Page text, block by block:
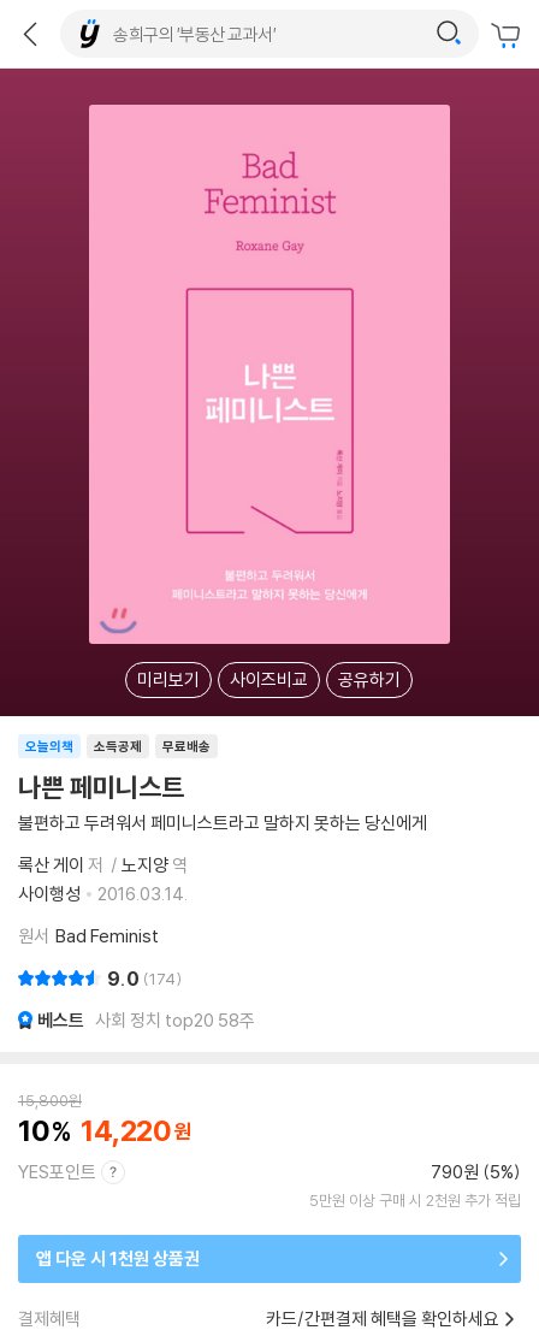
미리보기 사이즈비교 공유하기
소득공제
오늘의책 무료배송
나쁜 페미니스트
불편하고 두려워서 페미니스트라고 말하지 못하는 당신에게
록산 게이 저 노지양 역
사이행성
2016.03.14.
원서 Bad Feminist
9.0 174
베스트 사회 정치 top20 58주
15,800원
10 14,220
YES포인트 790원 (5%)
5만원 이상 구매 시 2천원 추가 적립
앱 다운 시 1천원 상품권
결제혜택 카드/간편결제 혜택을 확인하세요